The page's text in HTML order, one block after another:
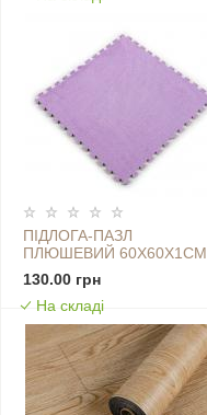
ПІДЛОГА-ПАЗЛ
ПЛЮШЕВИЙ 60Х60Х1СМ
ФІОЛЕТОВИЙ (D) SW-
00002087
130.00 грн
На складі